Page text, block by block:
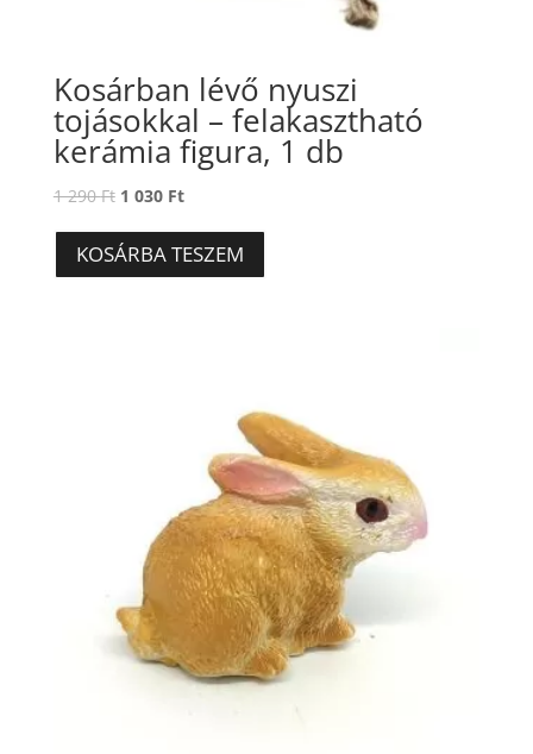
Kosárban lévő nyuszi
tojásokkal – felakasztható
kerámia figura, 1 db
1 290Ft Original
was:
1
1 030 FtCurrent
is:
1
KOSÁRBA TESZEM